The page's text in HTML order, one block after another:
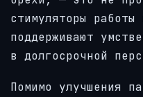
стимуляторы
поддерживают
в долгосрочной
Помимо улучшения